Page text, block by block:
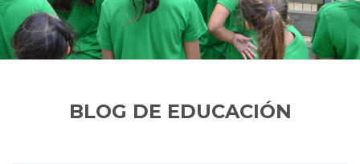
BLOG DE EDUCACIÓN